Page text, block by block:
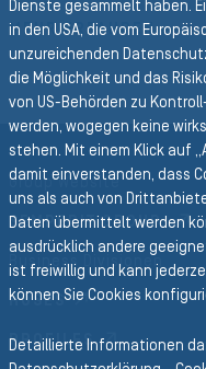
MEHR ERFAHREN
Zurück zur Hauptnavigation
Group Website
SEMPERIT GROUP
Business Divisionen
HOSES
PROFILES
Dienste gesammelt haben.
in den USA, die vom
unzureichenden
die Möglichkeit und das
von US-Behörden zu
werden, wogegen keine
stehen. Mit einem Klick auf
damit einverstanden, dass
uns als auch von
Daten übermittelt werden
ausdrücklich andere
ist freiwillig und kann
können Sie Cookies
Detaillierte Informationen